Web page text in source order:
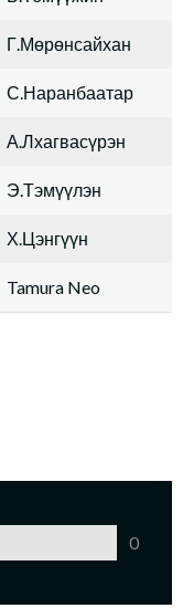
Г.Мөрөнсайхан
С.Наранбаатар
А.Лхагвасүрэн
Э.Тэмүүлэн
Х.Цэнгүүн
Tamura Neo
0